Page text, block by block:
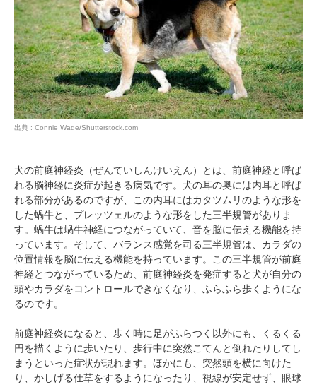
出典 : Connie Wade/Shutterstock.com
犬の前庭神経炎（ぜんていしんけいえん）とは、前庭神経と呼ば
れる脳神経に炎症が起きる病気です。犬の耳の奥には内耳と呼ば
れる部分があるのですが、この内耳にはカタツムリのような形を
した蝸牛と、プレッツェルのような形をした三半規管がありま
す。蝸牛は蝸牛神経につながっていて、音を脳に伝える機能を持
っています。そして、バランス感覚を司る三半規管は、カラダの
位置情報を脳に伝える機能を持っています。この三半規管が前庭
神経とつながっているため、前庭神経炎を発症すると犬が自分の
頭やカラダをコントロールできなくなり、ふらふら歩くようにな
るのです。
前庭神経炎になると、歩く時に足がふらつく以外にも、くるくる
円を描くように歩いたり、歩行中に突然こてんと倒れたりしてし
まうといった症状が現れます。ほかにも、突然頭を横に向けた
り、かしげる仕草をするようになったり、視線が安定せず、眼球